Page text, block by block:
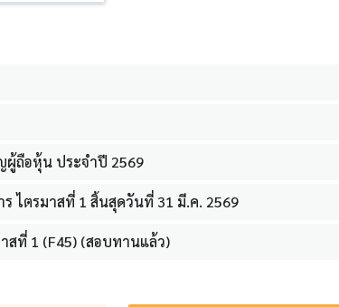
ผู้ถือหุ้น ประจำปี 2569
ไตรมาสที่ 1 สิ้นสุดวันที่ 31 มี.ค. 2569
สที่ 1 (F45) (สอบทานแล้ว)